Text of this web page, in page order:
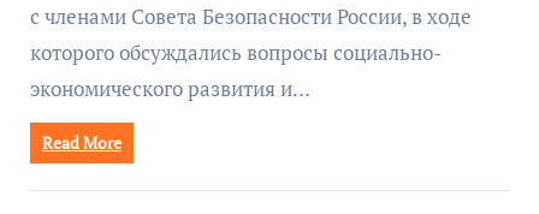
с членами Совета Безопасности России, в ходе
которого обсуждались вопросы социально-
экономического развития и…
Read More